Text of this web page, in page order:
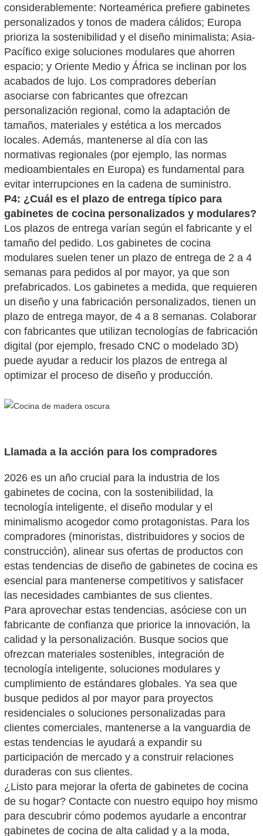
considerablemente: Norteamérica prefiere gabinetes
personalizados y tonos de madera cálidos; Europa
prioriza la sostenibilidad y el diseño minimalista; Asia-
Pacífico exige soluciones modulares que ahorren
espacio; y Oriente Medio y África se inclinan por los
acabados de lujo. Los compradores deberían
asociarse con fabricantes que ofrezcan
personalización regional, como la adaptación de
tamaños, materiales y estética a los mercados
locales. Además, mantenerse al día con las
normativas regionales (por ejemplo, las normas
medioambientales en Europa) es fundamental para
evitar interrupciones en la cadena de suministro.
P4: ¿Cuál es el plazo de entrega típico para
gabinetes de cocina personalizados y modulares?
Los plazos de entrega varían según el fabricante y el
tamaño del pedido. Los gabinetes de cocina
modulares suelen tener un plazo de entrega de 2 a 4
semanas para pedidos al por mayor, ya que son
prefabricados. Los gabinetes a medida, que requieren
un diseño y una fabricación personalizados, tienen un
plazo de entrega mayor, de 4 a 8 semanas. Colaborar
con fabricantes que utilizan tecnologías de fabricación
digital (por ejemplo, fresado CNC o modelado 3D)
puede ayudar a reducir los plazos de entrega al
optimizar el proceso de diseño y producción.
Llamada a la acción para los compradores
2026 es un año crucial para la industria de los
gabinetes de cocina, con la sostenibilidad, la
tecnología inteligente, el diseño modular y el
minimalismo acogedor como protagonistas. Para los
compradores (minoristas, distribuidores y socios de
construcción), alinear sus ofertas de productos con
estas tendencias de diseño de gabinetes de cocina es
esencial para mantenerse competitivos y satisfacer
las necesidades cambiantes de sus clientes.
Para aprovechar estas tendencias, asóciese con un
fabricante de confianza que priorice la innovación, la
calidad y la personalización. Busque socios que
ofrezcan materiales sostenibles, integración de
tecnología inteligente, soluciones modulares y
cumplimiento de estándares globales. Ya sea que
busque pedidos al por mayor para proyectos
residenciales o soluciones personalizadas para
clientes comerciales, mantenerse a la vanguardia de
estas tendencias le ayudará a expandir su
participación de mercado y a construir relaciones
duraderas con sus clientes.
¿Listo para mejorar la oferta de gabinetes de cocina
de su hogar? Contacte con nuestro equipo hoy mismo
para descubrir cómo podemos ayudarle a encontrar
gabinetes de cocina de alta calidad y a la moda,